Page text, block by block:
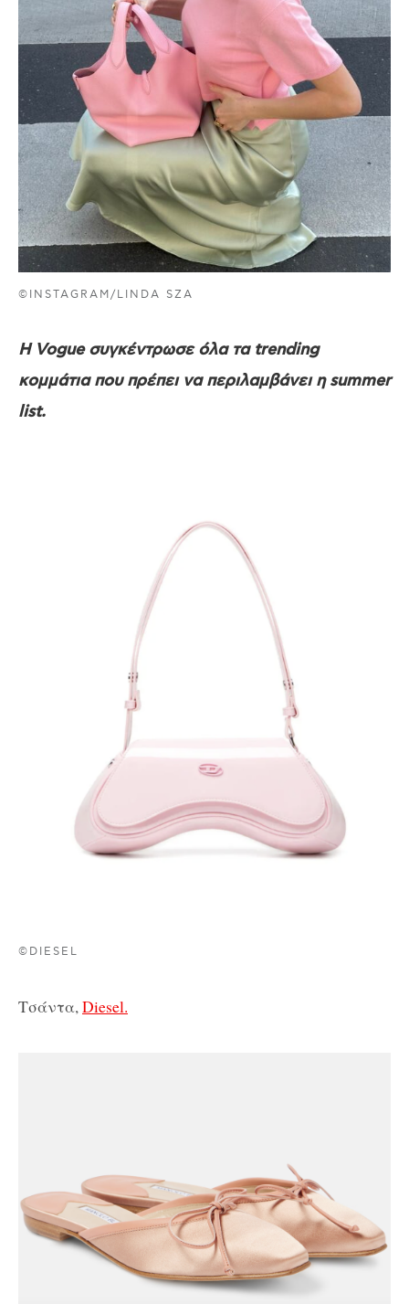
©INSTAGRAM/LINDA SZA
H Vogue συγκέντρωσε όλα τα trending
κομμάτια που πρέπει να περιλαμβάνει η summer
list.
©DIESEL
Τσάντα, Diesel.